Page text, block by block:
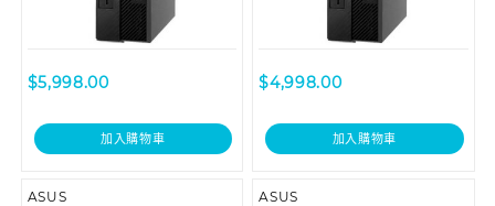
$5,998.00
加入購物車
$4,998.00
加入購物車
ASUS ASUS